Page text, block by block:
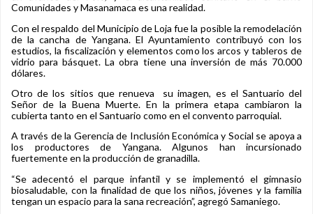
Comunidades y Masanamaca es una realidad.
Con el respaldo del Municipio de Loja fue la posible la remodelación
de la cancha de Yangana. El Ayuntamiento contribuyó con los
estudios, la fiscalización y elementos como los arcos y tableros de
vidrio para básquet. La obra tiene una inversión de más 70.000
dólares.
Otro de los sitios que renueva su imagen, es el Santuario del
Señor de la Buena Muerte. En la primera etapa cambiaron la
cubierta tanto en el Santuario como en el convento parroquial.
A través de la Gerencia de Inclusión Económica y Social se apoya a
los productores de Yangana. Algunos han incursionado
fuertemente en la producción de granadilla.
“Se adecentó el parque infantil y se implementó el gimnasio
biosaludable, con la finalidad de que los niños, jóvenes y la familia
tengan un espacio para la sana recreación”, agregó Samaniego.